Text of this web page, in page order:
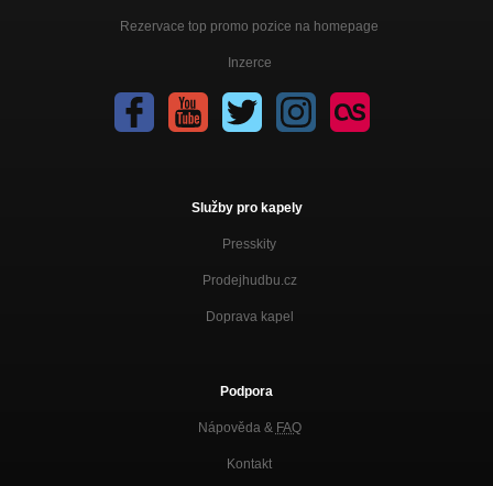
Rezervace top promo pozice na homepage
Inzerce
Služby pro kapely
Presskity
Prodejhudbu.cz
Doprava kapel
Podpora
Nápověda & FAQ
Kontakt